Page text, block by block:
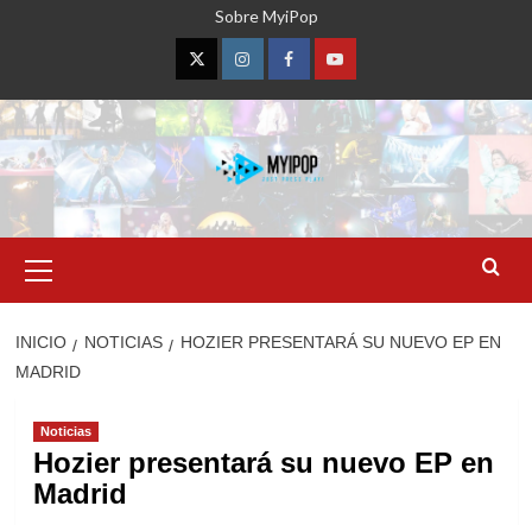
Sobre MyiPop
TwitterInstagramFacebookYouTube
primario
INICIO NOTICIAS
HOZIER PRESENTARÁ SU NUEVO EP EN
MADRID
Noticias
Hozier presentará su nuevo EP en
Madrid